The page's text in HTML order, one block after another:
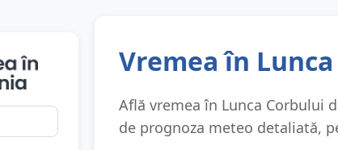
Vremea în
Află vremea în Lunca Corbului
de prognoza meteo detaliată,